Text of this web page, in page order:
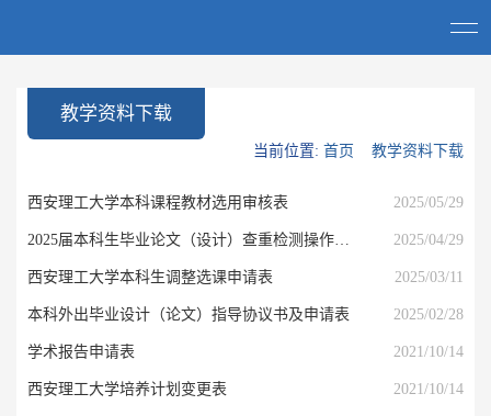
教学资料下载
当前位置: 首页 教学资料下载
西安理工大学本科课程教材选用审核表 2025/05/29
2025届本科生毕业论文（设计）查重检测操作说明 2025/04/29
西安理工大学本科生调整选课申请表 2025/03/11
本科外出毕业设计（论文）指导协议书及申请表 2025/02/28
​学术报告申请表 2021/10/14
西安理工大学培养计划变更表 2021/10/14